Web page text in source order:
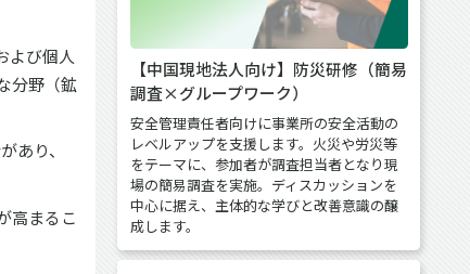
よび個人
分野（鉱
あり、
高まるこ
【中国現地法人向け】防災研修（簡易
調査×グループワーク）
安全管理責任者向けに事業所の安全活動の
レベルアップを支援します。火災や労災等
をテーマに、参加者が調査担当者となり現
場の簡易調査を実施。ディスカッションを
中心に据え、主体的な学びと改善意識の醸
成します。